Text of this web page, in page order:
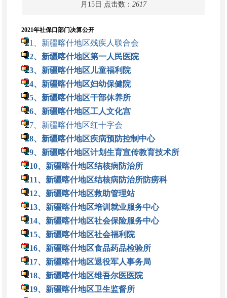
月15日 点击数： 2617
2021年社保口部门决算公开
1、新疆喀什地区残疾人联合会
2、新疆喀什地区第一人民医院
3、新疆喀什地区儿童福利院
4、新疆喀什地区妇幼保健院
5、新疆喀什地区干部休养所
6、新疆喀什地区工人文化宫
7、新疆喀什地区红十字会
8、新疆喀什地区疾病预防控制中心
9、新疆喀什地区计划生育宣传教育技术所
10、新疆喀什地区结核病防治所
11、新疆喀什地区结核病防治所防痨科
12、新疆喀什地区救助管理站
13、新疆喀什地区培训就业服务中心
14、新疆喀什地区社会保险服务中心
15、新疆喀什地区社会福利院
16、新疆喀什地区食品药品检验所
17、新疆喀什地区退役军人事务局
18、新疆喀什地区维吾尔医医院
19、新疆喀什地区卫生监督所